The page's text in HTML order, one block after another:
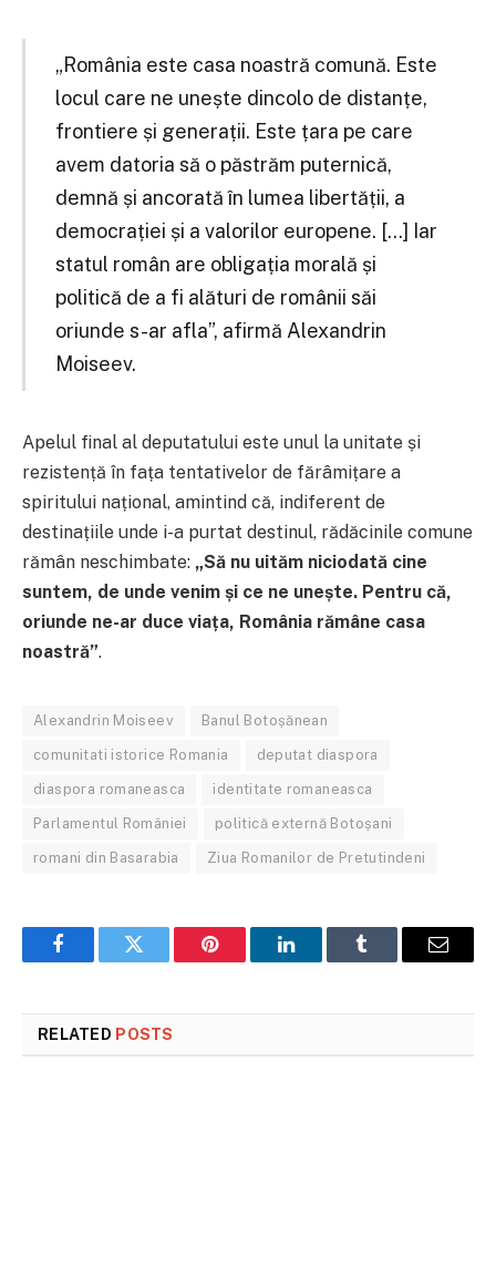
„România este casa noastră comună. Este
locul care ne unește dincolo de distanțe,
frontiere și generații. Este țara pe care
avem datoria să o păstrăm puternică,
demnă și ancorată în lumea libertății, a
democrației și a valorilor europene. […] Iar
statul român are obligația morală și
politică de a fi alături de românii săi
oriunde s-ar afla”, afirmă Alexandrin
Moiseev.
Apelul final al deputatului este unul la unitate și
rezistență în fața tentativelor de fărâmițare a
spiritului național, amintind că, indiferent de
destinațiile unde i-a purtat destinul, rădăcinile comune
rămân neschimbate: „Să nu uităm niciodată cine
suntem, de unde venim și ce ne unește. Pentru că,
oriunde ne-ar duce viața, România rămâne casa
noastră”.
Alexandrin Moiseev Banul Botoșănean
comunitati istorice Romania deputat diaspora
diaspora romaneasca identitate romaneasca
Parlamentul României politică externă Botoșani
romani din Basarabia Ziua Romanilor de Pretutindeni
FacebookTwitter Pinterest LinkedInTumblr Email
RELATED POSTS